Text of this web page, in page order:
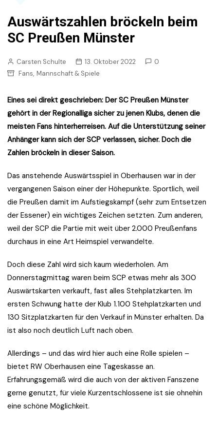
Auswärtszahlen bröckeln beim
SC Preußen Münster
Carsten Schulte 13. Oktober 2022
0
Fans, Mannschaft & Spiele
Eines sei direkt geschrieben: Der SC Preußen Münster
gehört in der Regionalliga sicher zu jenen Klubs, denen die
meisten Fans hinterherreisen. Auf die Unterstützung seiner
Anhänger kann sich der SCP verlassen, sicher. Doch die
Zahlen bröckeln in dieser Saison.
Das anstehende Auswärtsspiel in Oberhausen war in der
vergangenen Saison einer der Höhepunkte. Sportlich, weil
die Preußen damit im Aufstiegskampf (sehr zum Entsetzen
der Essener) ein wichtiges Zeichen setzten. Zum anderen,
weil der SCP die Partie mit weit über 2.000 Preußenfans
durchaus in eine Art Heimspiel verwandelte.
Doch diese Zahl wird sich kaum wiederholen. Am
Donnerstagmittag waren beim SCP etwas mehr als 300
Auswärtskarten verkauft, fast alles Stehplatzkarten. Im
ersten Schwung hatte der Klub 1.100 Stehplatzkarten und
130 Sitzplatzkarten für den Verkauf in Münster erhalten. Da
ist also noch deutlich Luft nach oben.
Allerdings – und das wird hier auch eine Rolle spielen –
bietet RW Oberhausen eine Tageskasse an.
Erfahrungsgemäß wird die auch von der aktiven Fanszene
gerne genutzt, für viele Kurzentschlossene ist sie ohnehin
eine schöne Möglichkeit.